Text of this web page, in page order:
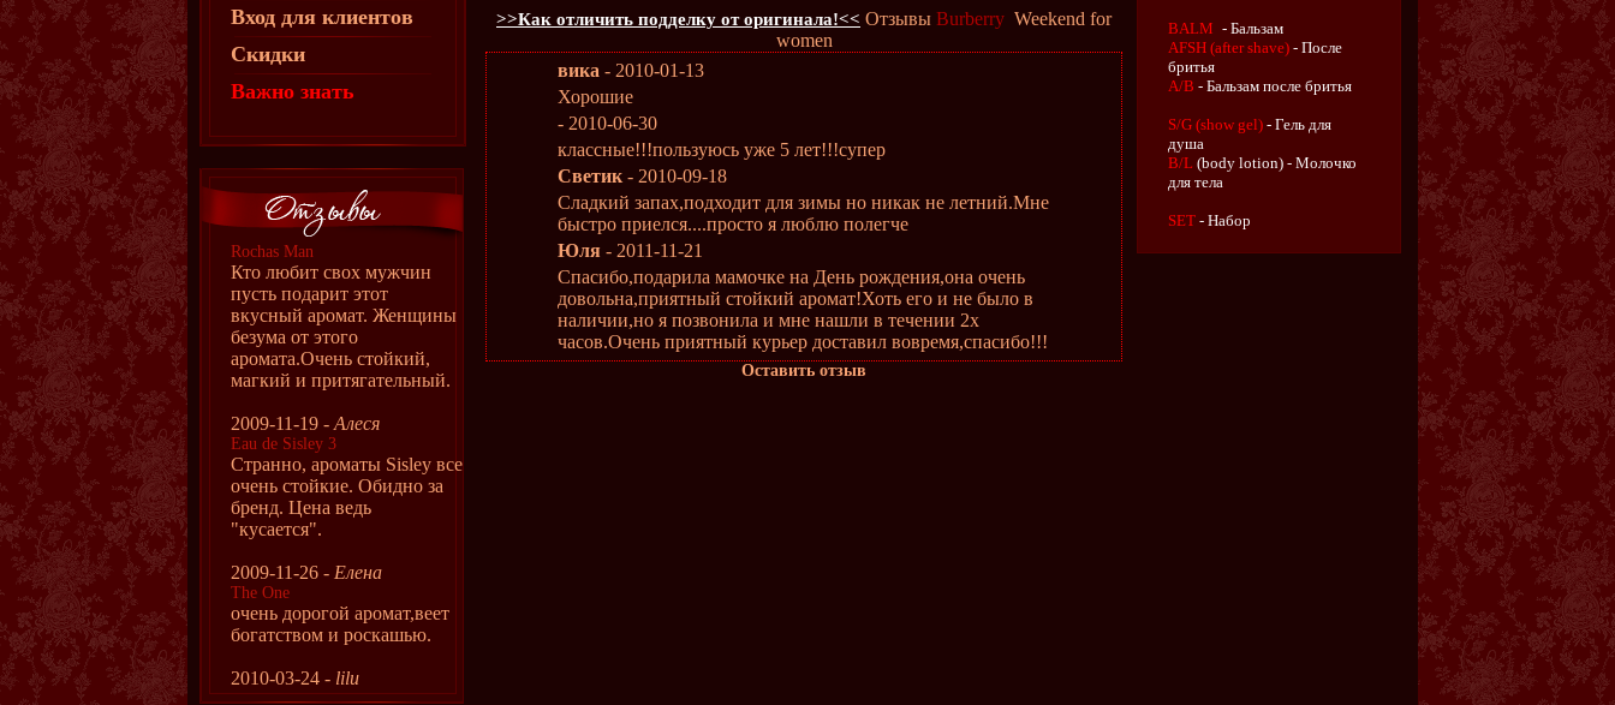
Вход для клиентов
Скидки
Важно знать
Rochas Man
Кто любит свох мужчин
пусть подарит этот
вкусный аромат. Женщины
безума от этого
аромата.Очень стойкий,
магкий и притягательный.
2009-11-19 - Алеся
Eau de Sisley 3
Странно, ароматы Sisley все
очень стойкие. Обидно за
бренд. Цена ведь
"кусается".
2009-11-26 - Елена
The One
очень дорогой аромат,веет
богатством и роскашью.
2010-03-24 - lilu
>>Как отличить подделку от оригинала!<< Отзывы Burberry Weekend for
women
вика - 2010-01-13
Хорошие
- 2010-06-30
классные!!!пользуюсь уже 5 лет!!!супер
Светик- 2010-09-18
Сладкий запах,подходит для зимы но никак не летний.Мне
быстро приелся....просто я люблю полегче
Юля- 2011-11-21
Спасибо,подарила мамочке на День рождения,она очень
довольна,приятный стойкий аромат!Хоть его и не было в
наличии,но я позвонила и мне нашли в течении 2х
часов.Очень приятный курьер доставил вовремя,спасибо!!!
Оставить отзыв
BALM - Бальзам
AFSH (after shave) - После
бритья
A/B - Бальзам после бритья
S/G (show gel) - Гель для
душа
B/L (body lotion) - Молочко
для тела
SET - Набор